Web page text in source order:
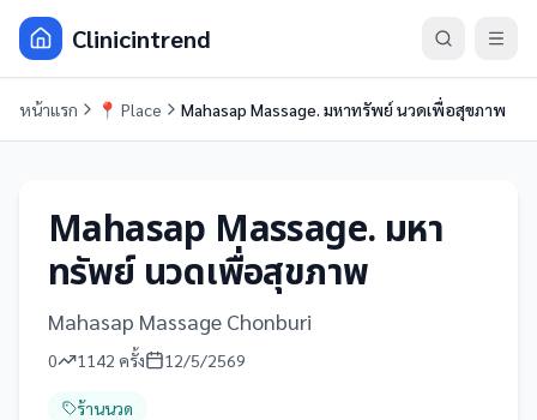
Clinicintrend
หน้าแรก 📍 Place Mahasap Massage. มหาทรัพย์ นวดเพื่อสุขภาพ
Mahasap Massage. มหา
ทรัพย์ นวดเพื่อสุขภาพ
Mahasap Massage Chonburi
0 1142 ครั้ง 12/5/2569
ร้านนวด